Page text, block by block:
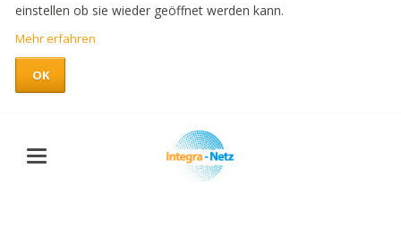
einstellen ob sie wieder geöffnet werden kann.
Mehr erfahren
OK